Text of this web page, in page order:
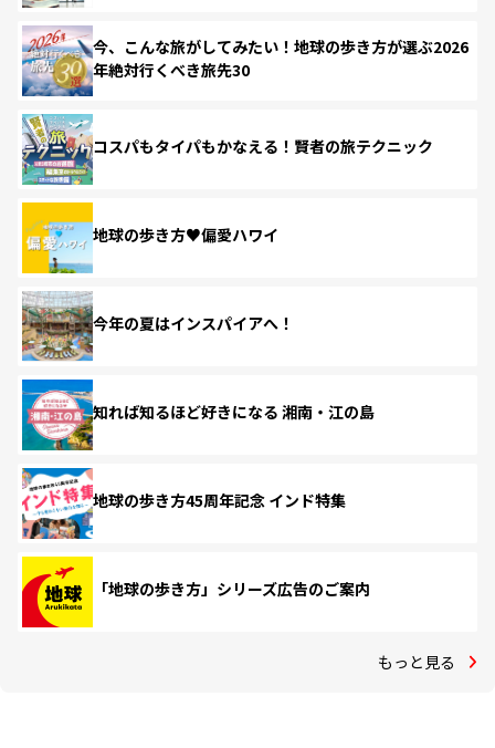
今、こんな旅がしてみたい！地球の歩き方が選ぶ2026
年絶対行くべき旅先30
コスパもタイパもかなえる！賢者の旅テクニック
地球の歩き方♥偏愛ハワイ
今年の夏はインスパイアへ！
知れば知るほど好きになる 湘南・江の島
地球の歩き方45周年記念 インド特集
「地球の歩き方」シリーズ広告のご案内
もっと見る